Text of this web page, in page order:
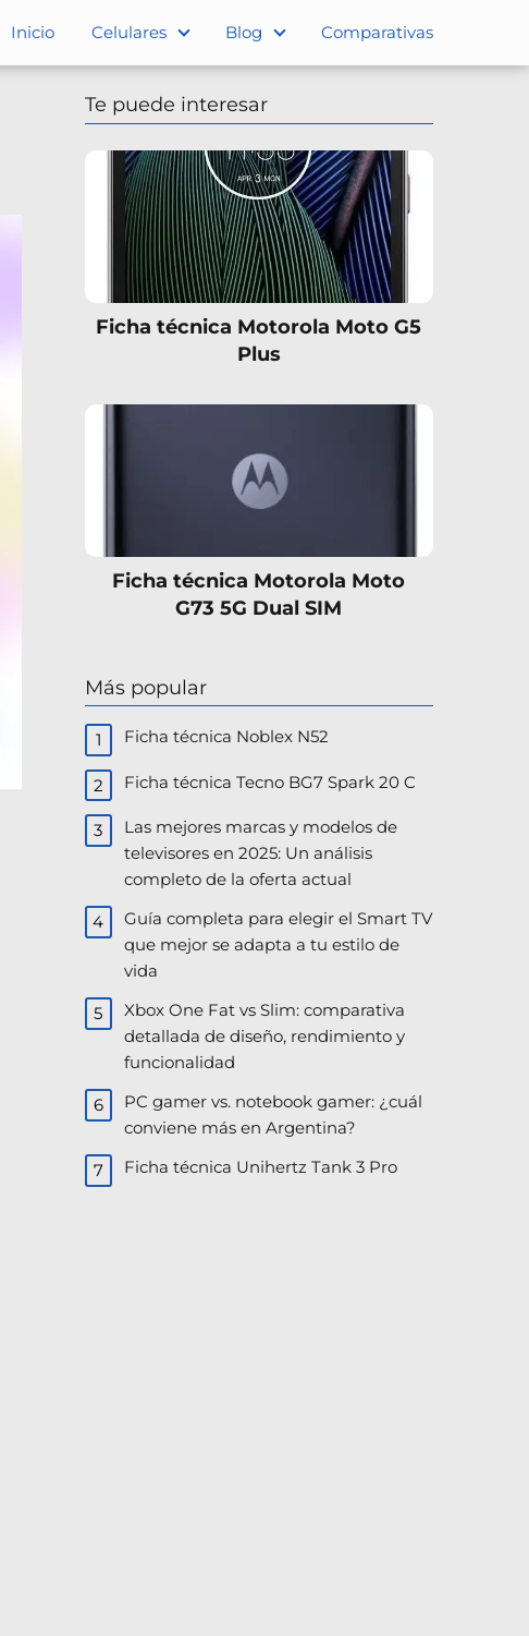
Inicio Celulares Blog Comparativas
Te puede interesar
Ficha técnica Motorola Moto G5
Plus
Ficha técnica Motorola Moto
G73 5G Dual SIM
Más popular
Ficha técnica Noblex N52
Ficha técnica Tecno BG7 Spark 20 C
Las mejores marcas y modelos de
televisores en 2025: Un análisis
completo de la oferta actual
Guía completa para elegir el Smart TV
que mejor se adapta a tu estilo de
vida
Xbox One Fat vs Slim: comparativa
detallada de diseño, rendimiento y
funcionalidad
PC gamer vs. notebook gamer: ¿cuál
conviene más en Argentina?
Ficha técnica Unihertz Tank 3 Pro